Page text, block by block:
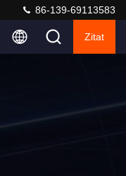
86-139-69113583
Zitat